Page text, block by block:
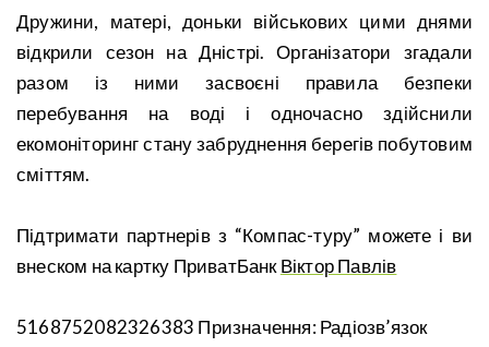
Дружини, матері, доньки військових цими днями
відкрили сезон на Дністрі. Організатори згадали
разом із ними засвоєні правила безпеки
перебування на воді і одночасно здійснили
екомоніторинг стану забруднення берегів побутовим
сміттям.
Підтримати партнерів з “Компас-туру” можете і ви
внеском на картку ПриватБанкВіктор Павлів
5168752082326383 Призначення: Радіозв’язок